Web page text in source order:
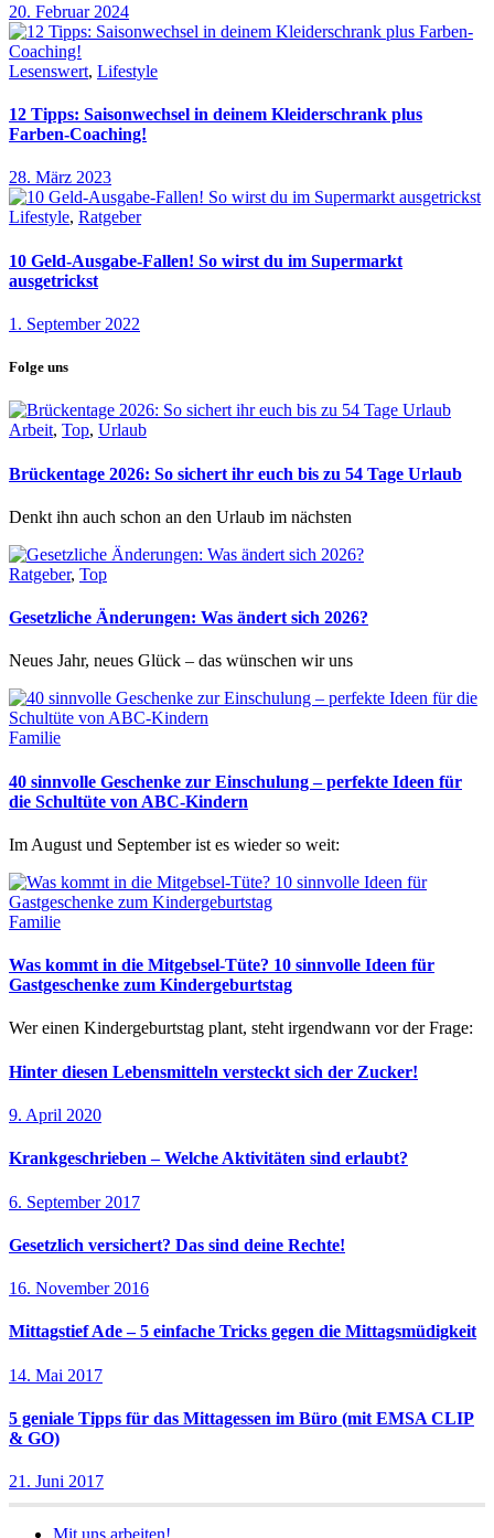
20. Februar 2024
Lesenswert, Lifestyle
12 Tipps: Saisonwechsel in deinem Kleiderschrank plus
Farben-Coaching!
28. März 2023
Lifestyle, Ratgeber
10 Geld-Ausgabe-Fallen! So wirst du im Supermarkt
ausgetrickst
1. September 2022
Folge uns
Arbeit, Top, Urlaub
Brückentage 2026: So sichert ihr euch bis zu 54 Tage Urlaub
Denkt ihn auch schon an den Urlaub im nächsten
Ratgeber, Top
Gesetzliche Änderungen: Was ändert sich 2026?
Neues Jahr, neues Glück – das wünschen wir uns
Familie
40 sinnvolle Geschenke zur Einschulung – perfekte Ideen für
die Schultüte von ABC-Kindern
Im August und September ist es wieder so weit:
Familie
Was kommt in die Mitgebsel-Tüte? 10 sinnvolle Ideen für
Gastgeschenke zum Kindergeburtstag
Wer einen Kindergeburtstag plant, steht irgendwann vor der Frage:
Hinter diesen Lebensmitteln versteckt sich der Zucker!
9. April 2020
Krankgeschrieben – Welche Aktivitäten sind erlaubt?
6. September 2017
Gesetzlich versichert? Das sind deine Rechte!
16. November 2016
Mittagstief Ade – 5 einfache Tricks gegen die Mittagsmüdigkeit
14. Mai 2017
5 geniale Tipps für das Mittagessen im Büro (mit EMSA CLIP
& GO)
21. Juni 2017
Mit uns arbeiten!